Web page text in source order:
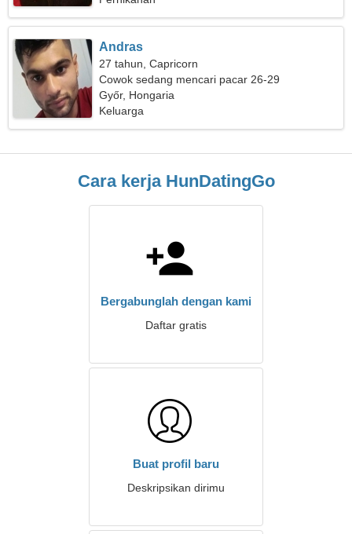
Andras
27 tahun, Capricorn
Cowok sedang mencari pacar 26-29
Győr, Hongaria
Keluarga
Cara kerja HunDatingGo
Bergabunglah dengan kami
Daftar gratis
Buat profil baru
Deskripsikan dirimu